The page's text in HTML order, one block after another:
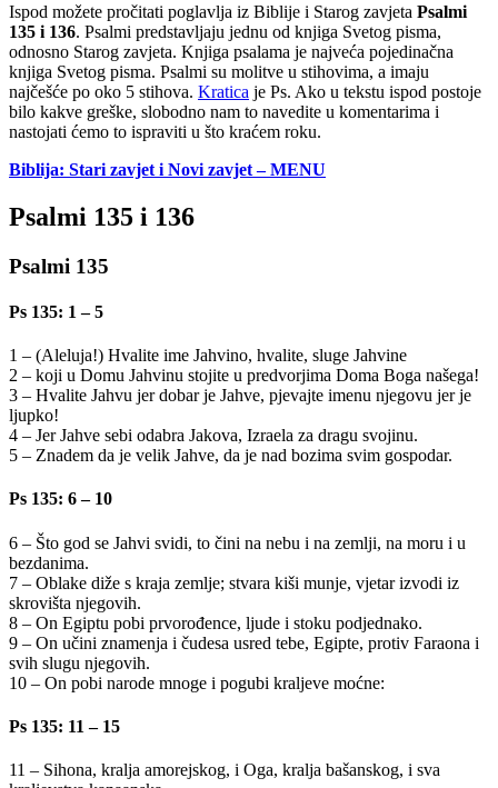
Ispod možete pročitati poglavlja iz Biblije i Starog zavjeta Psalmi
135 i 136. Psalmi predstavljaju jednu od knjiga Svetog pisma,
odnosno Starog zavjeta. Knjiga psalama je najveća pojedinačna
knjiga Svetog pisma. Psalmi su molitve u stihovima, a imaju
najčešće po oko 5 stihova. Kratica je Ps. Ako u tekstu ispod postoje
bilo kakve greške, slobodno nam to navedite u komentarima i
nastojati ćemo to ispraviti u što kraćem roku.
Biblija: Stari zavjet i Novi zavjet – MENU
Psalmi 135 i 136
Psalmi 135
Ps 135: 1 – 5
1 – (Aleluja!) Hvalite ime Jahvino, hvalite, sluge Jahvine
2 – koji u Domu Jahvinu stojite u predvorjima Doma Boga našega!
3 – Hvalite Jahvu jer dobar je Jahve, pjevajte imenu njegovu jer je
ljupko!
4 – Jer Jahve sebi odabra Jakova, Izraela za dragu svojinu.
5 – Znadem da je velik Jahve, da je nad bozima svim gospodar.
Ps 135: 6 – 10
6 – Što god se Jahvi svidi, to čini na nebu i na zemlji, na moru i u
bezdanima.
7 – Oblake diže s kraja zemlje; stvara kiši munje, vjetar izvodi iz
skrovišta njegovih.
8 – On Egiptu pobi prvorođence, ljude i stoku podjednako.
9 – On učini znamenja i čudesa usred tebe, Egipte, protiv Faraona i
svih slugu njegovih.
10 – On pobi narode mnoge i pogubi kraljeve moćne:
Ps 135: 11 – 15
11 – Sihona, kralja amorejskog, i Oga, kralja bašanskog, i sva